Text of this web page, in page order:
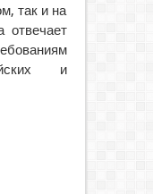
так и на
отвечает
и